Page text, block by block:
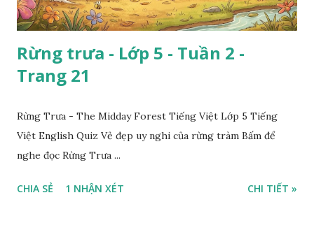
Rừng trưa - Lớp 5 - Tuần 2 -
Trang 21
Rừng Trưa - The Midday Forest Tiếng Việt Lớp 5 Tiếng
Việt English Quiz Vẻ đẹp uy nghi của rừng tràm Bấm để
nghe đọc Rừng Trưa ...
CHIA SẺ 1 NHẬN XÉT CHI TIẾT »